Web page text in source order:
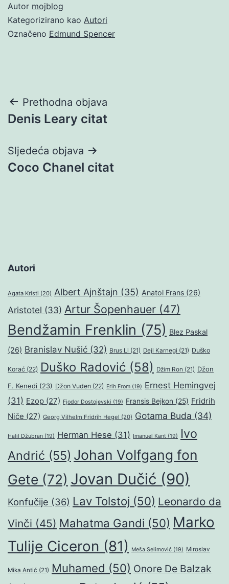
Autor mojblog
Kategorizirano kao Autori
Označeno Edmund Spencer
Navigacija
objava
Prethodna objava
Denis Leary citat
Sljedeća objava
Coco Chanel citat
Autori
Agata Kristi (20) Albert Ajnštajn (35) Anatol Frans (26)
Aristotel (33) Artur Šopenhauer (47)
Bendžamin Frenklin (75) Blez Paskal
(26) Branislav Nušić (32) Brus Li (21) Dejl Karnegi (21) Duško
Korać (22) Duško Radović (58) Džim Ron (21) Džon
F. Kenedi (23) Džon Vuden (22) Erih From (19) Ernest Hemingvej
(31) Ezop (27) Fjodor Dostojevski (19) Fransis Bejkon (25) Fridrih
Niče (27) Georg Vilhelm Fridrih Hegel (20) Gotama Buda (34)
Halil Džubran (19) Herman Hese (31) Imanuel Kant (19)
Ivo
Andrić (55) Johan Volfgang fon
Gete (72) Jovan Dučić (90)
Konfučije (36) Lav Tolstoj (50) Leonardo da
Vinči (45) Mahatma Gandi (50) Marko
Tulije Ciceron (81) Meša Selimović (19) Miroslav
Mika Antić (21) Muhamed (50) Onore De Balzak